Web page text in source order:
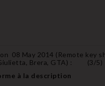
on 08 May 2014 ( Remote key
Brera, GTA) : (3/5)
à la description